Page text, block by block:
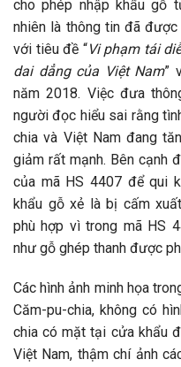
cho phép nhập khẩu gỗ
nhiên là thông tin đã
với tiêu đề “Vi phạm tái
dai dẳng của Việt Nam”
năm 2018. Việc đưa
người đọc hiểu sai rằng
chia và Việt Nam đang
giảm rất mạnh. Bên cạnh
của mã HS 4407 để qui
khẩu gỗ xẻ là bị cấm
phù hợp vì trong mã HS
như gỗ ghép thanh được
Các hình ảnh minh họa
Căm-pu-chia, không có
chia có mặt tại cửa khẩu
Việt Nam, thậm chí ảnh